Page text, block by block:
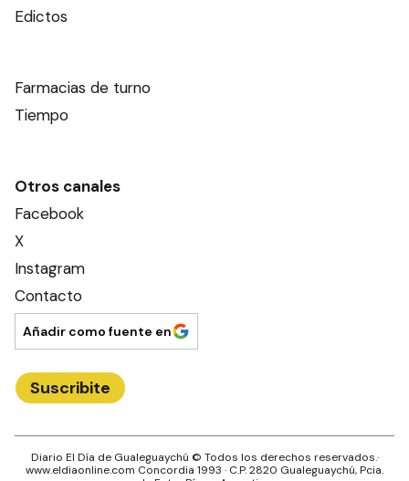
Edictos
Farmacias de turno
Tiempo
Otros canales
Facebook
X
Instagram
Contacto
Añadir como fuente en
Suscribite
Diario El Día de Gualeguaychú © Todos los derechos reservados.·
www.eldiaonline.com Concordia 1993 · C.P.2820 Gualeguaychú, Pcia.